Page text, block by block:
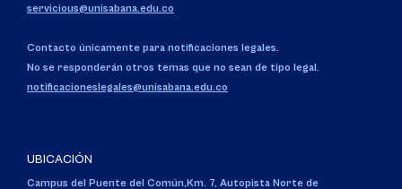
servicious@unisabana.edu.co
Contacto únicamente para notificaciones legales.
No se responderán otros temas que no sean de tipo legal.
notificacioneslegales@unisabana.edu.co
UBICACIÓN
Campus del Puente del Común,Km. 7, Autopista Norte de